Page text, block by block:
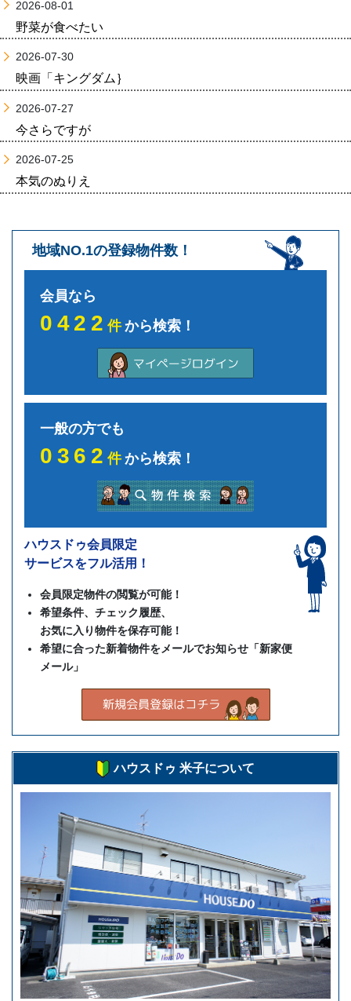
2026-08-01
野菜が食べたい
2026-07-30
映画「キングダム｝
2026-07-27
今さらですが
2026-07-25
本気のぬりえ
地域NO.1の登録物件数！
会員なら
0422件から検索！
一般の方でも
0362件から検索！
ハウスドゥ会員限定
サービスをフル活用！
会員限定物件の閲覧が可能！
希望条件、チェック履歴、
お気に入り物件を保存可能！
希望に合った新着物件をメールでお知らせ「新家便
メール」
ハウスドゥ 米子について